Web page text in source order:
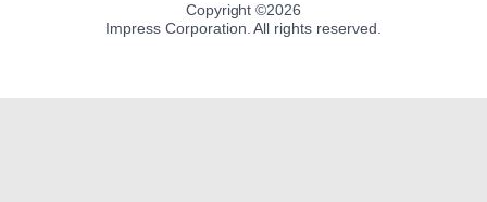
Copyright ©2026
Impress Corporation. All rights reserved.